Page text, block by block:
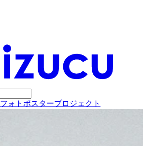
フォトポスタープロジェクト